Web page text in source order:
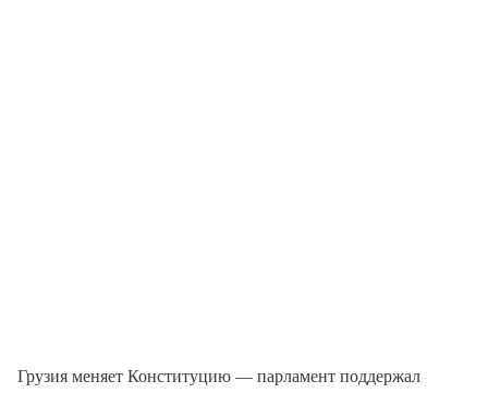
Грузия меняет Конституцию — парламент поддержал